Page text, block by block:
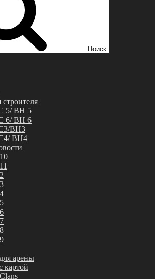
Поиск
5/ BH 5
6/ BH 6
BH3
BH4
арены
картой